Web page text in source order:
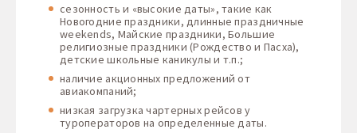
сезонность и «высокие даты», такие как
Новогодние праздники, длинные праздничные
weekends, Майские праздники, Большие
религиозные праздники (Рождество и Пасха),
детские школьные каникулы и т.п.;
наличие акционных предложений от
авиакомпаний;
низкая загрузка чартерных рейсов у
туроператоров на определенные даты.